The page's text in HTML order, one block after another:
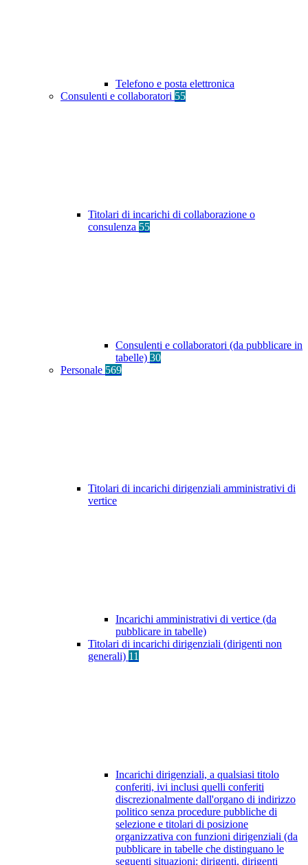
Telefono e posta elettronica
Consulenti e collaboratori 55
Titolari di incarichi di collaborazione o
consulenza 55
Consulenti e collaboratori (da pubblicare in
tabelle) 30
Personale 569
Titolari di incarichi dirigenziali amministrativi di
vertice
Incarichi amministrativi di vertice (da
pubblicare in tabelle)
Titolari di incarichi dirigenziali (dirigenti non
generali) 11
Incarichi dirigenziali, a qualsiasi titolo
conferiti, ivi inclusi quelli conferiti
discrezionalmente dall'organo di indirizzo
politico senza procedure pubbliche di
selezione e titolari di posizione
organizzativa con funzioni dirigenziali (da
pubblicare in tabelle che distinguano le
seguenti situazioni: dirigenti, dirigenti